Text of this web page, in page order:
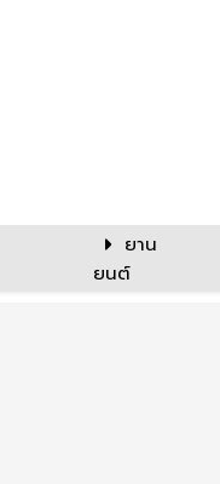
ยาน
ยนต์